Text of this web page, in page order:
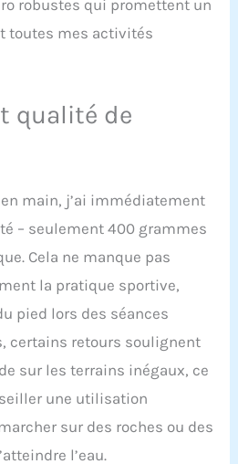
ouvertes » avec le pouce
et les doigts.
robustes qui promettent un
toutes mes activités
qualité de
main, j’ai immédiatement
– seulement 400 grammes
Cela ne manque pas
la pratique sportive,
pied lors des séances
certains retours soulignent
sur les terrains inégaux, ce
une utilisation
sur des roches ou des
l’eau.